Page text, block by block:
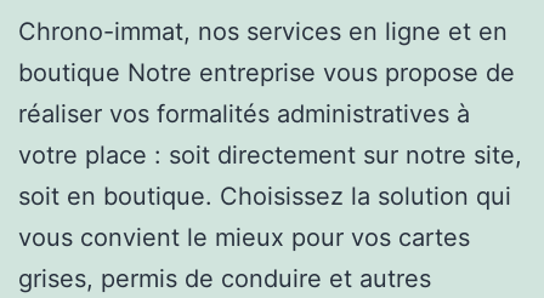
Chrono-immat, nos services en ligne et en
boutique Notre entreprise vous propose de
réaliser vos formalités administratives à
votre place : soit directement sur notre site,
soit en boutique. Choisissez la solution qui
vous convient le mieux pour vos cartes
grises, permis de conduire et autres